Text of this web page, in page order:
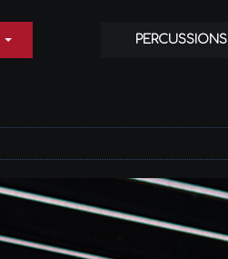
PERCUSSIONS